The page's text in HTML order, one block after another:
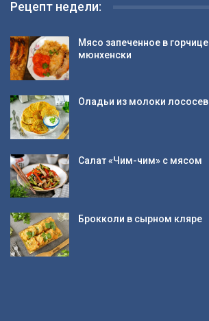
Рецепт недели:
Мясо запеченное в
мюнхенски
Оладьи из молоки
Салат «Чим-чим» с мясом
Брокколи в сырном кляре